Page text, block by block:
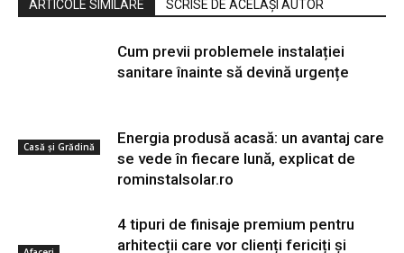
ARTICOLE SIMILARE SCRISE DE ACELAȘI AUTOR
Casă și Grădină
Cum previi problemele instalației
sanitare înainte să devină urgențe
Energia produsă acasă: un avantaj care
se vede în fiecare lună, explicat de
rominstalsolar.ro
4 tipuri de finisaje premium pentru
arhitecții care vor clienți fericiți și